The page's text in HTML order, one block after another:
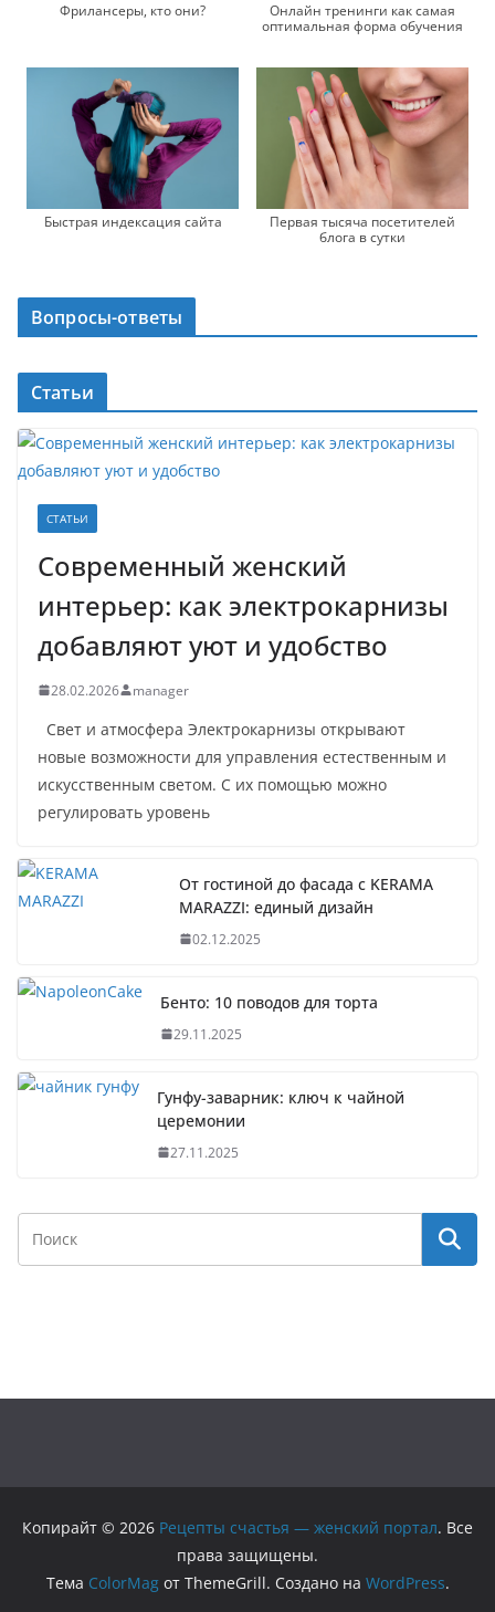
Фрилансеры, кто они?
Онлайн тренинги как самая
оптимальная форма обучения
Быстрая индексация сайта
Первая тысяча посетителей
блога в сутки
Вопросы-ответы
Статьи
СТАТЬИ
Современный женский
интерьер: как электрокарнизы
добавляют уют и удобство
28.02.2026 manager
Свет и атмосфера Электрокарнизы открывают
новые возможности для управления естественным и
искусственным светом. С их помощью можно
регулировать уровень
От гостиной до фасада с KERAMA
MARAZZI: единый дизайн
02.12.2025
Бенто: 10 поводов для торта
29.11.2025
Гунфу-заварник: ключ к чайной
церемонии
27.11.2025
Копирайт © 2026 Рецепты счастья — женский портал. Все
права защищены.
Тема ColorMagот ThemeGrill. Создано на WordPress.